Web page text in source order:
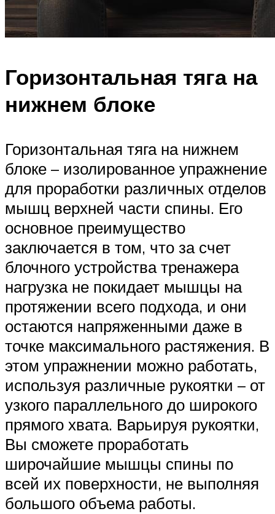
Горизонтальная тяга на
нижнем блоке
Горизонтальная тяга на нижнем
блоке – изолированное упражнение
для проработки различных отделов
мышц верхней части спины. Его
основное преимущество
заключается в том, что за счет
блочного устройства тренажера
нагрузка не покидает мышцы на
протяжении всего подхода, и они
остаются напряженными даже в
точке максимального растяжения. В
этом упражнении можно работать,
используя различные рукоятки – от
узкого параллельного до широкого
прямого хвата. Варьируя рукоятки,
Вы сможете проработать
широчайшие мышцы спины по
всей их поверхности, не выполняя
большого объема работы.